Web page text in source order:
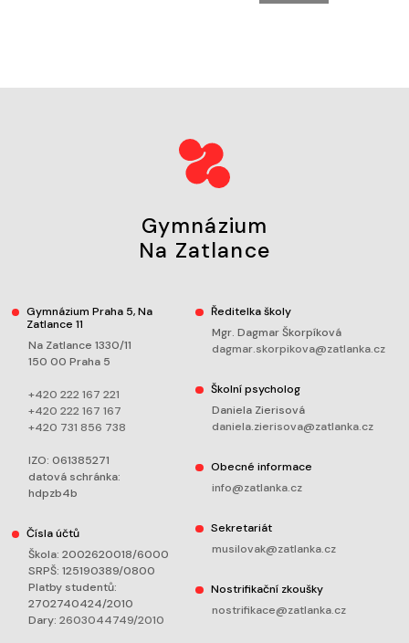
Gymnázium
Na Zatlance
Gymnázium Praha 5, Na
Zatlance 11
Na Zatlance 1330/11
150 00 Praha 5
+420 222 167 221
+420 222 167 167
+420 731 856 738
IZO: 061385271
datová schránka:
hdpzb4b
Čísla účtů
Škola: 2002620018/6000
SRPŠ: 125190389/0800
Platby studentů:
2702740424/2010
Dary: 2603044749/2010
Ředitelka školy
Mgr. Dagmar Škorpíková
dagmar.skorpikova@zatlanka.cz
Školní psycholog
Daniela Zierisová
daniela.zierisova@zatlanka.cz
Obecné informace
info@zatlanka.cz
Sekretariát
musilovak@zatlanka.cz
Nostrifikační zkoušky
nostrifikace@zatlanka.cz